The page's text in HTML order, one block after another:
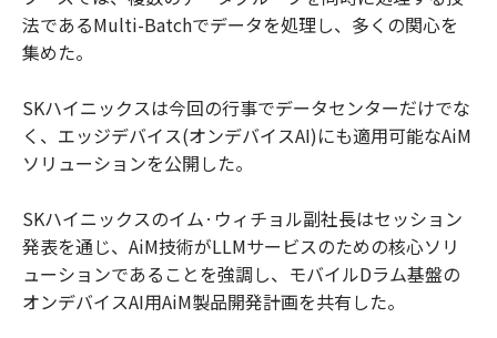
法であるMulti-Batchでデータを処理し、多くの関心を
集めた。
SKハイニックスは今回の行事でデータセンターだけでな
く、エッジデバイス(オンデバイスAI)にも適用可能なAiM
ソリューションを公開した。
SKハイニックスのイム·ウィチョル副社長はセッション
発表を通じ、AiM技術がLLMサービスのための核心ソリ
ューションであることを強調し、モバイルDラム基盤の
オンデバイスAI用AiM製品開発計画を共有した。